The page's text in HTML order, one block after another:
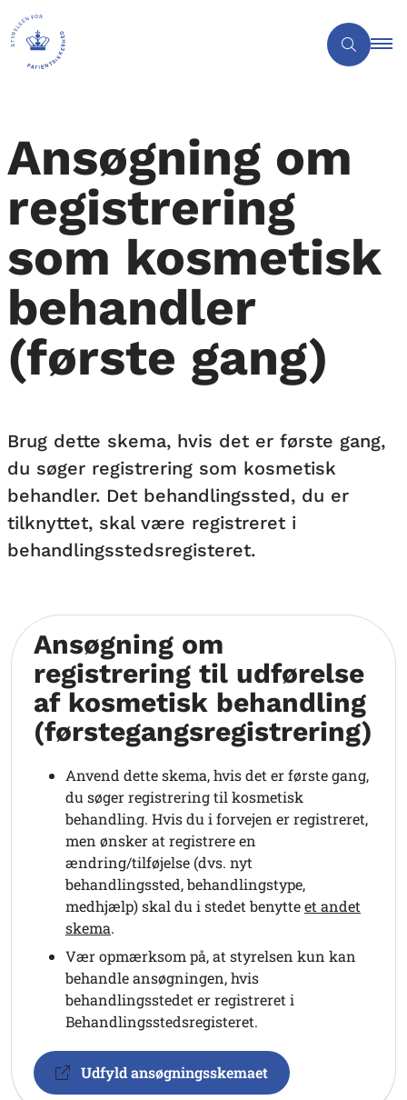
Ansøgning om
registrering
som kosmetisk
behandler
(første gang)
Brug dette skema, hvis det er første gang,
du søger registrering som kosmetisk
behandler. Det behandlingssted, du er
tilknyttet, skal være registreret i
behandlingsstedsregisteret.
Ansøgning om
registrering til udførelse
af kosmetisk behandling
(førstegangsregistrering)
Anvend dette skema, hvis det er første gang,
du søger registrering til kosmetisk
behandling. Hvis du i forvejen er registreret,
men ønsker at registrere en
ændring/tilføjelse (dvs. nyt
behandlingssted, behandlingstype,
medhjælp) skal du i stedet benytteet andet
skema.
Vær opmærksom på, at styrelsen kun kan
behandle ansøgningen, hvis
behandlingsstedet er registreret i
Behandlingsstedsregisteret.
Udfyld ansøgningsskemaet